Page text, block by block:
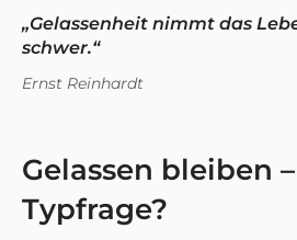
„Gelassenheit nimmt das
schwer.“
Ernst Reinhardt
Gelassen bleiben
Typfrage?